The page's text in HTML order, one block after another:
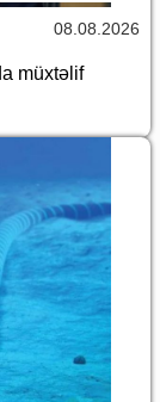
08.08.2026
müxtəlif